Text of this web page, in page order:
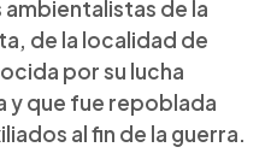
de la
de la localidad de
por su lucha
y que fue repoblada
al fin de la guerra.